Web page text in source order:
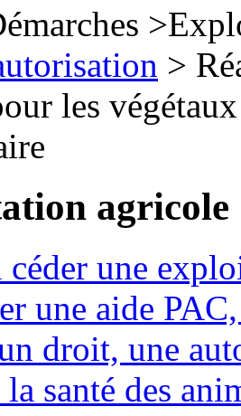
>
>
les
agricole
céder une
une aide
droit, une
santé des